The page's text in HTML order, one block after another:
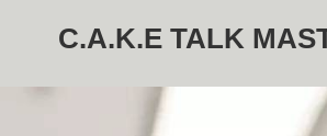
C.A.K.E TALK